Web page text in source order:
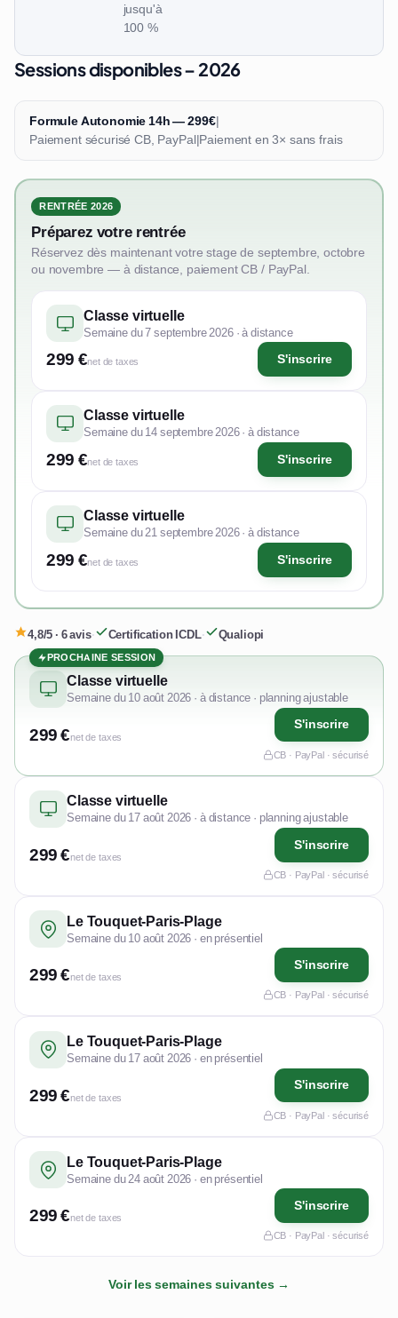
jusqu'à
100 %
Sessions disponibles – 2026
Formule Autonomie 14h — 299€|
Paiement sécurisé CB, PayPal|Paiement en 3× sans frais
RENTRÉE 2026
Préparez votre rentrée
Réservez dès maintenant votre stage de septembre, octobre
ou novembre — à distance, paiement CB / PayPal.
Classe virtuelle
Semaine du 7 septembre 2026 · à distance
299 €net de taxes S'inscrire
Classe virtuelle
Semaine du 14 septembre 2026 · à distance
299 €net de taxes S'inscrire
Classe virtuelle
Semaine du 21 septembre 2026 · à distance
299 €net de taxes S'inscrire
4,8/5 · 6 avis· Certification ICDL· Qualiopi
PROCHAINE SESSION
Classe virtuelle
Semaine du 10 août 2026 · à distance · planning ajustable
299 €net de taxes
S'inscrire
CB · PayPal · sécurisé
Classe virtuelle
Semaine du 17 août 2026 · à distance · planning ajustable
299 €net de taxes
S'inscrire
CB · PayPal · sécurisé
Le Touquet-Paris-Plage
Semaine du 10 août 2026 · en présentiel
299 €net de taxes
S'inscrire
CB · PayPal · sécurisé
Le Touquet-Paris-Plage
Semaine du 17 août 2026 · en présentiel
299 €net de taxes
S'inscrire
CB · PayPal · sécurisé
Le Touquet-Paris-Plage
Semaine du 24 août 2026 · en présentiel
299 €net de taxes
S'inscrire
CB · PayPal · sécurisé
Voir les semaines suivantes →